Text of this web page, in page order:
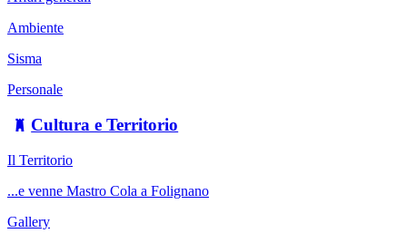
Ambiente
Sisma
Personale
Cultura e Territorio
Il Territorio
...e venne Mastro Cola a Folignano
Gallery